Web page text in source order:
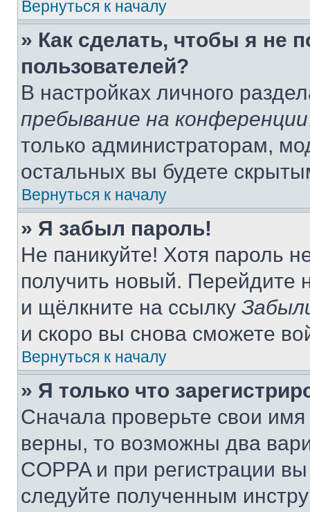
Вернуться к началу
» Как сделать, чтобы я не
пользователей?
В настройках личного
пребывание на конференции
только администраторам,
остальных вы будете
Вернуться к началу
» Я забыл пароль!
Не паникуйте! Хотя пароль
получить новый. Перейдите
и щёлкните на ссылку
и скоро вы снова сможете
Вернуться к началу
» Я только что
Сначала проверьте свои
верны, то возможны два
COPPA и при регистрации
следуйте полученным